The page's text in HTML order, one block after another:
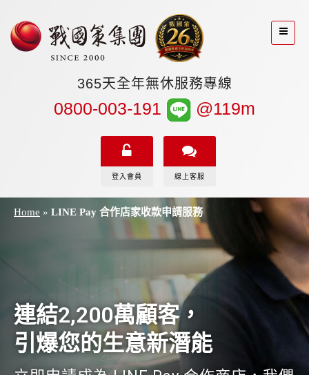
365天全年無休服務專線
0800-003-191 @119m
登入會員 線上客服
Home » LINE Pay 合作店家收款申請服務
連結2,200萬顧客，
引爆您的生意新潛能